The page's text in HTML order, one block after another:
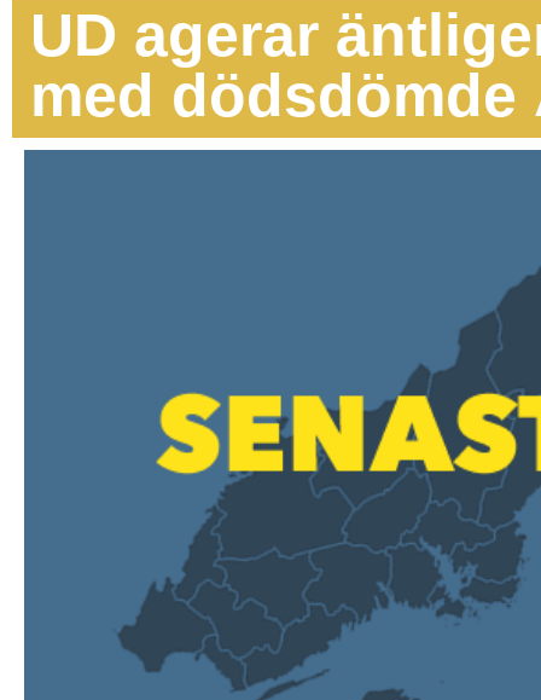
UD agerar
med